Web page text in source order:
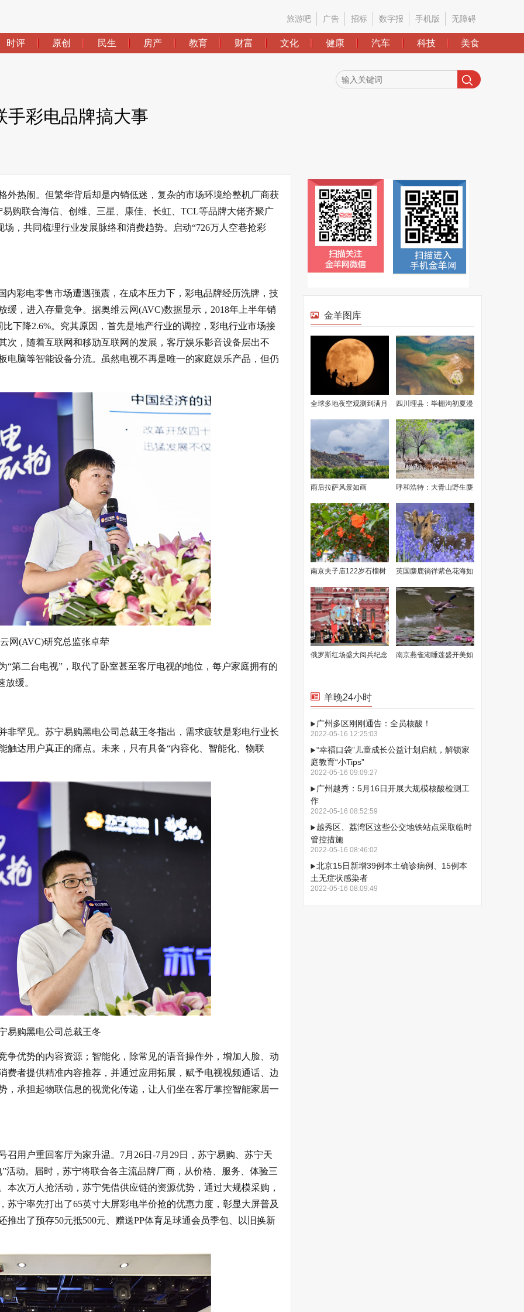
旅游吧 广告 招标 数字报 手机版 无障碍
时评 原创 民生 房产 教育 财富 文化 健康 汽车 科技 美食
手彩电品牌搞大事
热闹。但繁华背后却是内销低迷，复杂的市场环境给整机厂商获
购联合海信、创维、三星、康佳、长虹、TCL等品牌大佬齐聚广
，共同梳理行业发展脉络和消费趋势。启动“726万人空巷抢彩
内彩电零售市场遭遇强震，在成本压力下，彩电品牌经历洗牌，技
，进入存量竞争。据奥维云网(AVC)数据显示，2018年上半年销
下降2.6%。究其原因，首先是地产行业的调控，彩电行业市场接
次，随着互联网和移劢互联网的发展，客厅娱乐影音设备层出不
电脑等智能设备分流。虽然电视不再是唯一的家庭娱乐产品，但仍
网(AVC)研究总监张卓荦
“第二台电视”，取代了卧室甚至客厅电视的地位，每户家庭拥有的
缓。
非罕见。苏宁易购黑电公司总裁王冬指出，需求疲软是彩电行业长
触达用户真正的痛点。未来，只有具备“内容化、智能化、物联
易购黑电公司总裁王冬
争优势的内容资源；智能化，除常见的语音操作外，增加人脸、动
费者提供精准内容推荐，并通过应用拓展，赋予电视视频通话、边
，承担起物联信息的视觉化传递，让人们坐在客厅掌控智能家居一
用户重回客厅为家升温。7月26日-7月29日，苏宁易购、苏宁天
活动。届时，苏宁将联合各主流品牌厂商，从价格、服务、体验三
次万人抢活动，苏宁凭借供应链的资源优势，通过大规模采购，
宁率先打出了65英寸大屏彩电半价抢的优惠力度，彰显大屏普及
出了预存50元抵500元、赠送PP体育足球通会员季包、以旧换新
金羊图库
全球多地夜空观测到满月
美景
四川理县：毕棚沟初夏漫
山渐绿
雨后拉萨风景如画 呼和浩特：大青山野生麋
鹿成功繁衍
南京夫子庙122岁石榴树
花开满枝
英国麋鹿徜徉紫色花海如
童话场景
俄罗斯红场盛大阅兵纪念 南京燕雀湖睡莲盛开美如
羊晚24小时
广州多区刚刚通告：全员核酸！
2022-05-16 12:25:03
“幸福口袋”儿童成长公益计划启航，解锁家
庭教育“小Tips”
2022-05-16 09:09:27
广州越秀：5月16日开展大规模核酸检测工
作
2022-05-16 08:52:59
越秀区、荔湾区这些公交地铁站点采取临时
管控措施
2022-05-16 08:46:02
北京15日新增39例本土确诊病例、15例本
土无症状感染者
2022-05-16 08:09:49